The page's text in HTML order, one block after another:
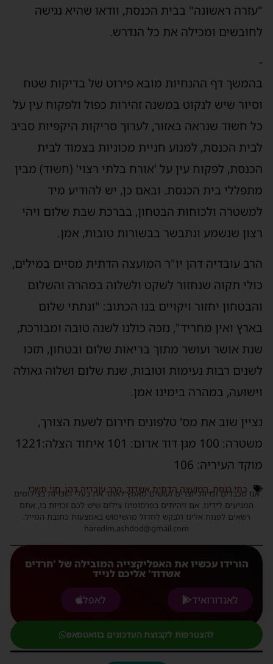
"עזרה ראשונה" בבית הכנסת, וודאו שהיא נגישה
לחובשים ומכילה את כל הנדרש.
-
בהמשך דף ההנחיות מובא פירוט של בדיקות שטח
וסיור שיש לנקוט במשנה זהירות כפול ולפקוח עין על
כל חשוד שנראה באזור, לערוך סריקות היקפיות סביב
לבית הכנסת, למנוע חניית מכוניות בצמוד לבית
הכנסת, לפקוח עין על 'אורח בלתי רצוי' (חשוד) מבין
מתפללי בית הכנסת. ובאם כן, יש להודיע מיד
למשטרה ולכוחות הבטחון, בברכת שבת שלום ויהי
רצון שנשמע ונתבשר בבשורות טובות, אמן.
הרב עובדיה דהן יו"ר המועצה הדתית מסיים במילים,
כולי תקוה שנחזור לשקט ולשלוה במהרה והשלום
והבטחון יחזור ויקויים בנו הכתוב: "ונתתי שלום
בארץ ואין מחריד", נזכה כולנו לשנה טובה ומבורכת,
שנת אושר ועושר מתוך בריאות שלום ובטחון, תזכו
לשנים רבות נעימות וטובות, שנת שלום ושלוה גאולה
וישועה, במהרה בימינו אמן.
נציין שוב את מס' טלפונים חירום לשעת הצורך,
משטרה: 100 מגן דוד אדום: 101 איחוד הצלה:1221
מוקד העיריה: 106
בתי כנסת, המועצה הדתית אשדוד, הרב עובדיה דהן, חגי תשרי
אנו מכבדים זכויות יוצרים ועושים מאמץ לאתר את בעלי הזכויות בצילומים
המגיעים לידינו. אם זיהיתים בפרסומינו צילום שיש לכם זכויות בו, אתם
רשאים לפנות אלינו ולבקש לחדול מהשימוש באמצעות כתובת המייל:
haredim.ashdod@gmail.com
הורידו עכשיו את האפליקצייה המובילה של 'חרדים
אשדוד' אליכם לנייד
לאנדורואיד
לאפל
להצטרפות לקבוצת העדכונים בוואטסאפ